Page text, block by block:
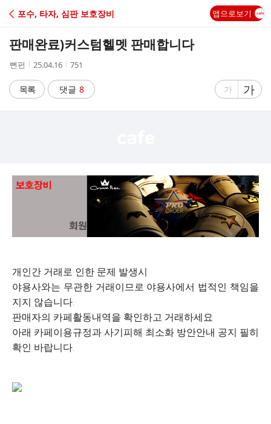
C
A
포수, 타자, 심판 보호장비 앱으로보기
판매완료)커스텀헬멧 판매합니다
작
자
뻔펀
작
시
간
25.04.16
조
수
751
목록 댓글 8
글
게
가
글
자
게
가
개인간 거래로 인한 문제 발생시
야용사와는 무관한 거래이므로 야용사에서 법적인 책임을
지지 않습니다.
판매자의 카페활동내역을 확인하고 거래하세요
아래 카페이용규정과 사기피해 최소화 방안안내 공지 필히
확인 바랍니다.